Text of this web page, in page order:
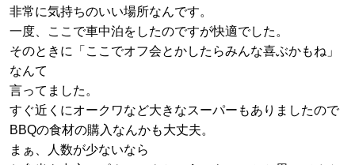
非常に気持ちのいい場所なんです。
一度、ここで車中泊をしたのですが快適でした。
そのときに「ここでオフ会とかしたらみんな喜ぶかもね」
なんて
言ってました。
すぐ近くにオークワなど大きなスーパーもありましたので
BBQの食材の購入なんかも大丈夫。
まぁ、人数が少ないなら